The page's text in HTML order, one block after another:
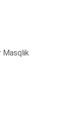
Masqlik